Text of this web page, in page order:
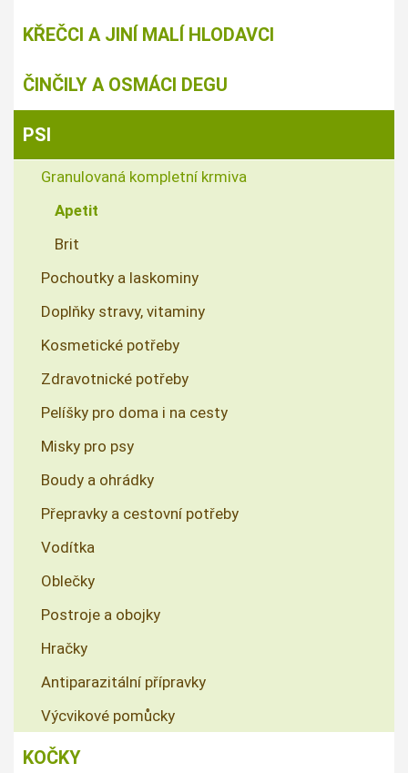
KŘEČCI A JINÍ MALÍ HLODAVCI
ČINČILY A OSMÁCI DEGU
PSI
Granulovaná kompletní krmiva
Apetit
Brit
Pochoutky a laskominy
Doplňky stravy, vitaminy
Kosmetické potřeby
Zdravotnické potřeby
Pelíšky pro doma i na cesty
Misky pro psy
Boudy a ohrádky
Přepravky a cestovní potřeby
Vodítka
Oblečky
Postroje a obojky
Hračky
Antiparazitální přípravky
Výcvikové pomůcky
KOČKY